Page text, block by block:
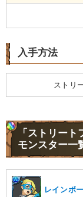
入手方法
ストリ
「ストリー
モンスター一
レインボー